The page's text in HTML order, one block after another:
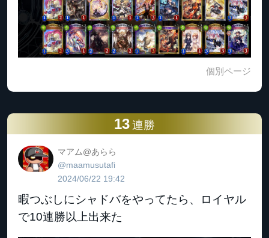
個別ページ
13 連勝
マアム@あらら
@maamusutafi
2024/06/22 19:42
暇つぶしにシャドバをやってたら、ロイヤル
で10連勝以上出来た